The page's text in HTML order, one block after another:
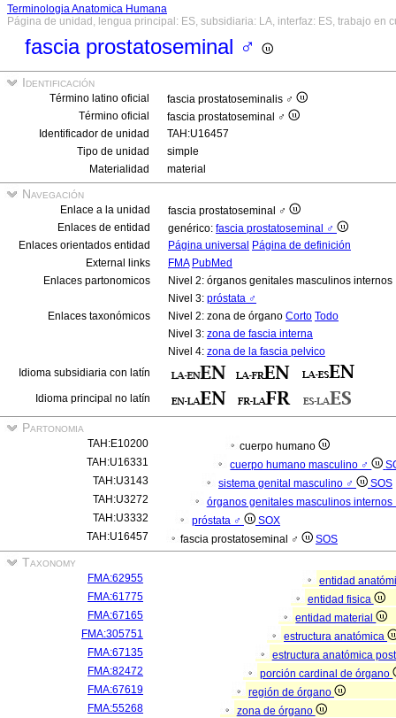
Terminologia Anatomica Humana
Página de unidad, lengua principal: ES, subsidiaria: LA, interfaz: ES, trabajo en
fascia prostatoseminal ♂
Identificación
Término latino oficial
fascia prostatoseminalis ♂
Término oficial
fascia prostatoseminal ♂
Identificador de unidad
TAH:U16457
Tipo de unidad
simple
Materialidad
material
Navegación
Enlace a la unidad
fascia prostatoseminal ♂
Enlaces de entidad
genérico: fascia prostatoseminal ♂
Enlaces orientados entidad
Página universal Página de definición
External links
FMA PubMed
Enlaces partonomicos
Nivel 2: órganos genitales masculinos
Nivel 3: próstata ♂
Enlaces taxonómicos
Nivel 2: zona de órgano Corto Todo
Nivel 3: zona de fascia interna
Nivel 4: zona de la fascia pelvico
Idioma subsidiaria con latín
Idioma principal no latín
Partonomia
TAH:E10200
cuerpo humano
TAH:U16331
cuerpo humano masculino ♂
TAH:U3143
sistema genital masculino ♂
SOS
TAH:U3272
órganos genitales masculinos
TAH:U3332
próstata ♂
SOX
TAH:U16457
fascia prostatoseminal ♂ SOS
Taxonomy
FMA:62955
entidad
FMA:61775
entidad fisica
FMA:67165
entidad material
FMA:305751
estructura anatómica
FMA:67135
estructura anatómica
FMA:82472
porción cardinal de órgano
FMA:67619
región de órgano
FMA:55268
zona de órgano